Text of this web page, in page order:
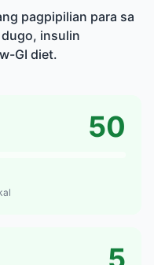
pagpipilian para sa
dugo, insulin
GI diet.
50